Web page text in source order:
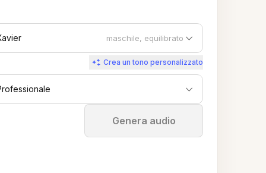
maschile, equilibrato
Crea un tono personalizzato
Genera audio
Ferma